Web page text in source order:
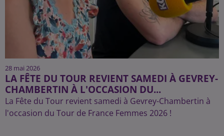
28 mai 2026
LA FÊTE DU TOUR REVIENT SAMEDI À GEVREY-
CHAMBERTIN À L'OCCASION DU...
La Fête du Tour revient samedi à Gevrey-Chambertin à
l'occasion du Tour de France Femmes 2026 !